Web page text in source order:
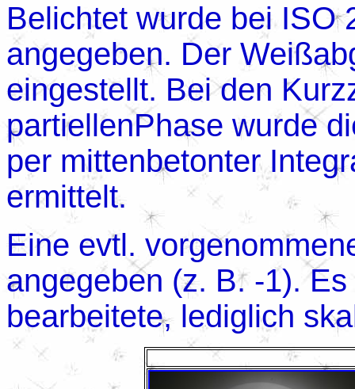
Belichtet wurde bei ISO
angegeben. Der
eingestellt. Bei den
partiellenPhase wurde
per mittenbetonter
ermittelt.
Eine evtl.
angegeben (z. B. -1).
bearbeitete, lediglich